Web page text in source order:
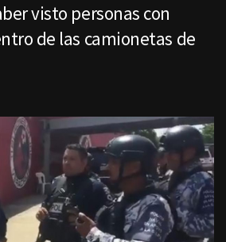
visto personas con
de las camionetas de